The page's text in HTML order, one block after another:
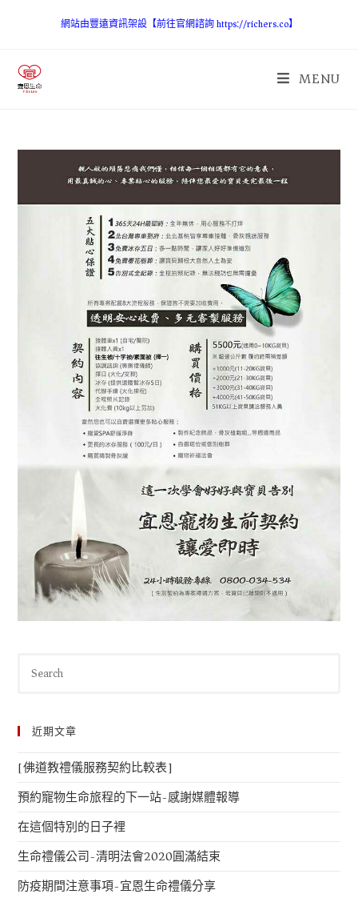
網站由豐遠資訊架設【前往官網諮詢 https://richers.co】
MENU
近期文章
[佛道教禮儀服務契約比較表]
預約寵物生命旅程的下一站-感謝媒體報導
在這個特別的日子裡
生命禮儀公司-清明法會2020圓滿結束
防疫期間注意事項-宜恩生命禮儀分享